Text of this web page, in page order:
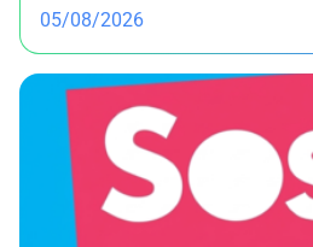
05/08/2026